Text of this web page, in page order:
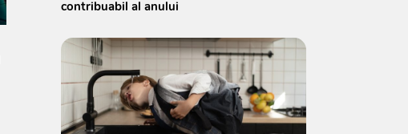
contribuabil al anului